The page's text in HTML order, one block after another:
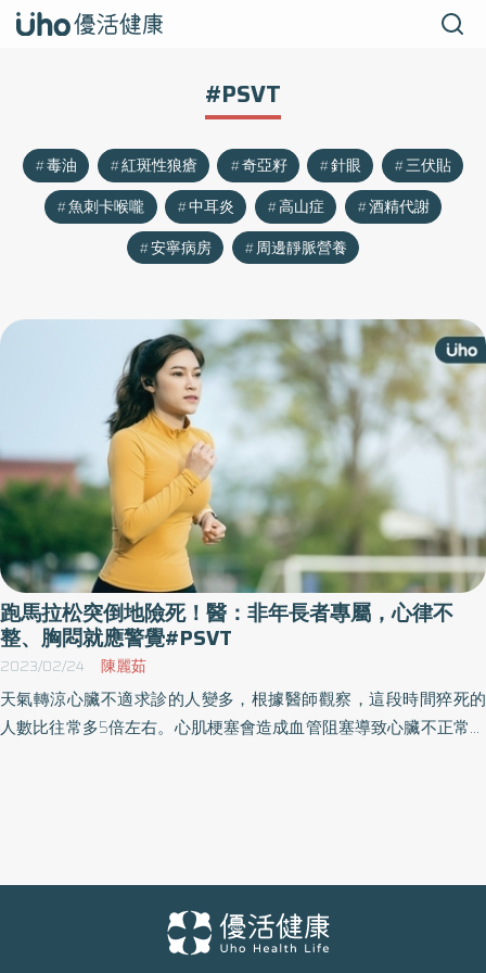
#PSVT
毒油 紅斑性狼瘡 奇亞籽 針眼
三伏貼
魚刺卡喉嚨
中耳炎 高山症
酒精代謝
安寧病房
周邊靜脈營養
跑馬拉松突倒地險死！醫：非年長者專屬，心律不
整、胸悶就應警覺#PSVT
2023/02/24 陳麗茹
天氣轉涼心臟不適求診的人變多，根據醫師觀察，這段時間猝死的
人數比往常多5倍左右。心肌梗塞會造成血管阻塞導致心臟不正常收
悸、昏厥狀態，都可能是猝死的徵兆，一定要非常留意。 陳玠宇醫
師說明，心律不整有分良性、惡性，良性有像是心悸、胸悶，但不